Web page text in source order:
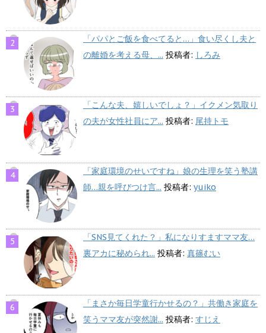
「パパとご飯を食べてると…」食い尽くし夫と
の離婚を考える母、... 投稿者: しろみ
「こんな夫、嬉しいでしょ？」イクメン気取り
の夫が女性社員にア... 投稿者: 尾持トモ
「家庭環境のせいですね」娘の生理を笑う塾講
師…親を呼びつけ言... 投稿者: yuiko
「SNS見てくれた？」私になりすますママ友…
裏アカに秘められ... 投稿者: 真篠むい
「まさか毎日学童行かせるの？」共働き家庭を
笑うママ友が突然謝... 投稿者: すじえ